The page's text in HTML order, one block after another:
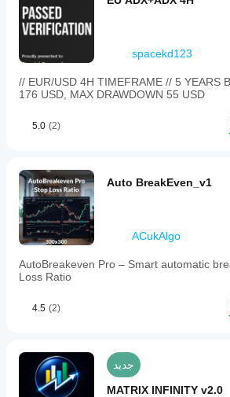
spacekd123
// EUR/USD 4H TIMEFRAME // 5 YEARS
176 USD, MAX DRAWDOWN 55 USD
5.0 (2)
Auto BreakEven_v1
ACukAlgo
AutoBreakeven Pro – Smart automatic
Loss Ratio
4.5 (2)
جديد
MATRIX INFINITY v2.0